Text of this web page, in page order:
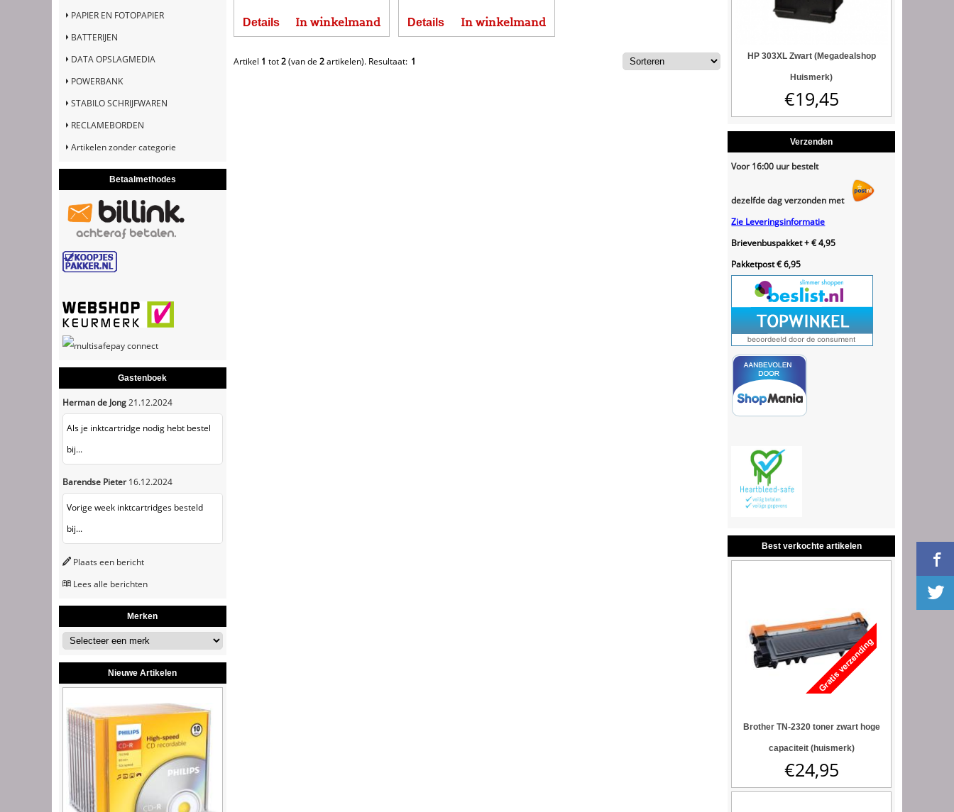
PAPIER EN FOTOPAPIER
BATTERIJEN
DATA OPSLAGMEDIA
POWERBANK
STABILO SCHRIJFWAREN
RECLAMEBORDEN
Artikelen zonder categorie
Betaalmethodes
Gastenboek
Herman de Jong21.12.2024
Als je inktcartridge nodig hebt bestel
bij...
Barendse Pieter 16.12.2024
Vorige week inktcartridges besteld
bij...
Plaats een bericht
Lees alle berichten
Merken
Nieuwe Artikelen
Details In winkelmand Details In winkelmand
Artikel 1 tot2(van de 2artikelen). Resultaat: 1 HP 303XL Zwart (Megadealshop
Huismerk)
€19,45
Verzenden
Voor 16:00 uur bestelt
dezelfde dag verzonden met
Zie Leveringsinformatie
Brievenbuspakket + € 4,95
Pakketpost € 6,95
Best verkochte artikelen
Brother TN-2320 toner zwart hoge
capaciteit (huismerk)
€24,95